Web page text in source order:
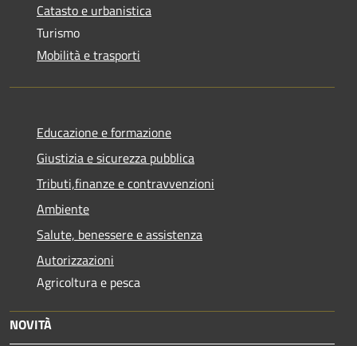
Catasto e urbanistica
Turismo
Mobilità e trasporti
Educazione e formazione
Giustizia e sicurezza pubblica
Tributi,finanze e contravvenzioni
Ambiente
Salute, benessere e assistenza
Autorizzazioni
Agricoltura e pesca
NOVITÀ